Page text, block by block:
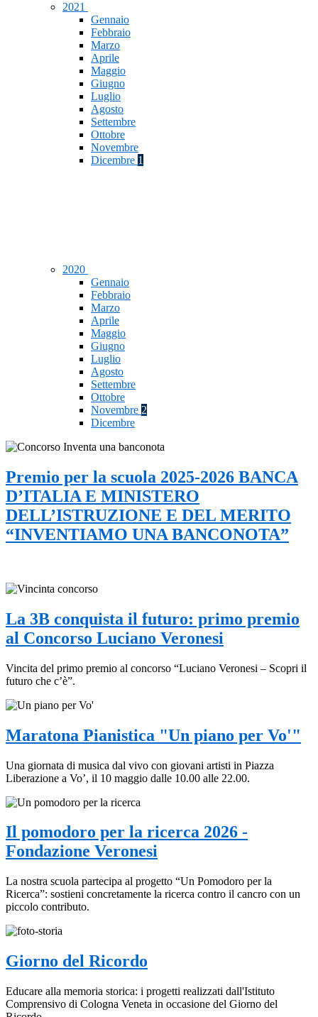
2021
Gennaio
Febbraio
Marzo
Aprile
Maggio
Giugno
Luglio
Agosto
Settembre
Ottobre
Novembre
Dicembre 1
2020
Gennaio
Febbraio
Marzo
Aprile
Maggio
Giugno
Luglio
Agosto
Settembre
Ottobre
Novembre 2
Dicembre
Premio per la scuola 2025-2026 BANCA
D’ITALIA E MINISTERO
DELL’ISTRUZIONE E DEL MERITO
“INVENTIAMO UNA BANCONOTA”
La 3B conquista il futuro: primo premio
al Concorso Luciano Veronesi
Vincita del primo premio al concorso “Luciano Veronesi – Scopri il
futuro che c’è”.
Maratona Pianistica "Un piano per Vo'"
Una giornata di musica dal vivo con giovani artisti in Piazza
Liberazione a Vo’, il 10 maggio dalle 10.00 alle 22.00.
Il pomodoro per la ricerca 2026 -
Fondazione Veronesi
La nostra scuola partecipa al progetto “Un Pomodoro per la
Ricerca”: sostieni concretamente la ricerca contro il cancro con un
piccolo contributo.
Giorno del Ricordo
Educare alla memoria storica: i progetti realizzati dall'Istituto
Comprensivo di Cologna Veneta in occasione del Giorno del